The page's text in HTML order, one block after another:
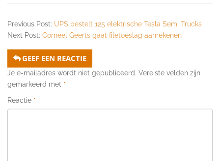
Previous Post: UPS bestelt 125 elektrische Tesla Semi Trucks
Next Post: Corneel Geerts gaat filetoeslag aanrekenen
GEEF EEN REACTIE
Je e-mailadres wordt niet gepubliceerd. Vereiste velden zijn
gemarkeerd met *
Reactie *